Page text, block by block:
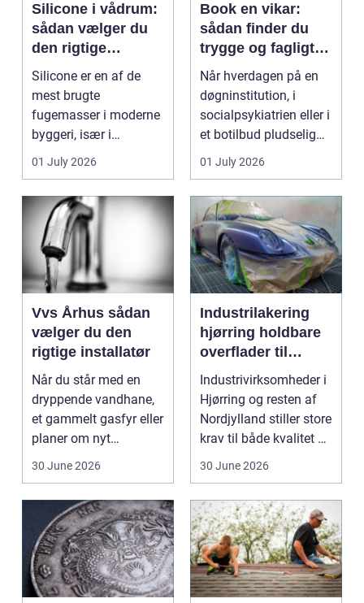
Silicone i vådrum:
sådan vælger du
den rigtige
fugemasse
Silicone er en af de
mest brugte
fugemasser i moderne
byggeri, især i
badeværelser,
01 July 2026
Book en vikar:
sådan finder du
trygge og fagligt
stærke løsninger
Når hverdagen på en
døgninstitution, i
socialpsykiatrien eller i
et botilbud pludselig
ændrer sig, k...
01 July 2026
Vvs Århus sådan
vælger du den
rigtige installatør
Når du står med en
dryppende vandhane,
et gammelt gasfyr eller
planer om nyt
badeværelse, bliver
30 June 2026
Industrilakering
hjørring holdbare
overflader til
industri og erhverv
Industrivirksomheder i
Hjørring og resten af
Nordjylland stiller store
krav til både kvalitet og
hol...
30 June 2026